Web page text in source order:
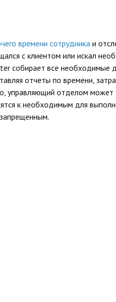
времени сотрудника и
с клиентом или искал
собирает все необходимые
отчеты по времени,
управляющий отделом может
к необходимым для